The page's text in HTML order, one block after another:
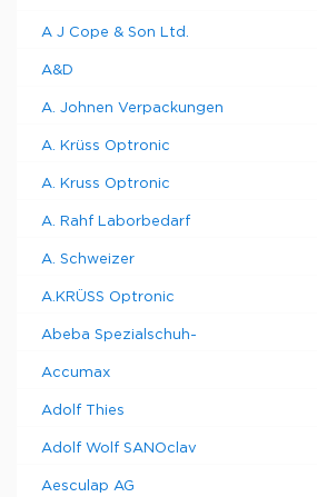
A J Cope & Son Ltd.
A&D
A. Johnen Verpackungen
A. Krüss Optronic
A. Kruss Optronic
A. Rahf Laborbedarf
A. Schweizer
A.KRÜSS Optronic
Abeba Spezialschuh-
Accumax
Adolf Thies
Adolf Wolf SANOclav
Aesculap AG